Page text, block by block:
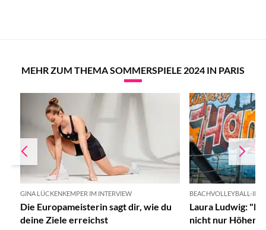
MEHR ZUM THEMA SOMMERSPIELE 2024 IN PARIS
GINA LÜCKENKEMPER IM INTERVIEW
Die Europameisterin sagt dir, wie du
deine Ziele erreichst
BEACHVOLLEYBALL-
Laura Ludwig:
nicht nur Höhen"